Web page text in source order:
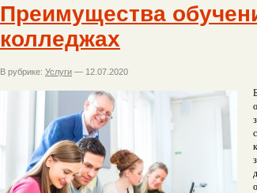
Преимущества
колледжах
В рубрике: Услуги — 12.07.2020